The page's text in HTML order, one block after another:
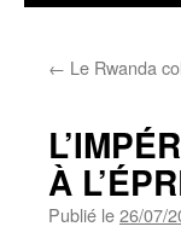
← Le Rwanda
À
Publié le26/07/